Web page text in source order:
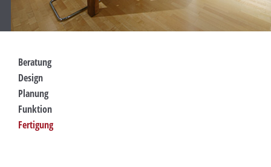
Beratung
Design
Planung
Funktion
Fertigung